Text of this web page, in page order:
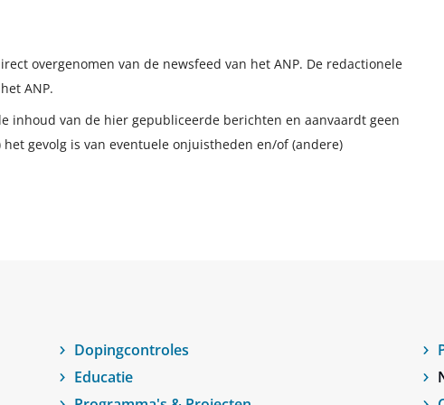
overgenomen van de newsfeed van het ANP. De redactionele
ANP.
inhoud van de hier gepubliceerde berichten en aanvaardt geen
gevolg is van eventuele onjuistheden en/of (andere)
Dopingcontroles
Educatie